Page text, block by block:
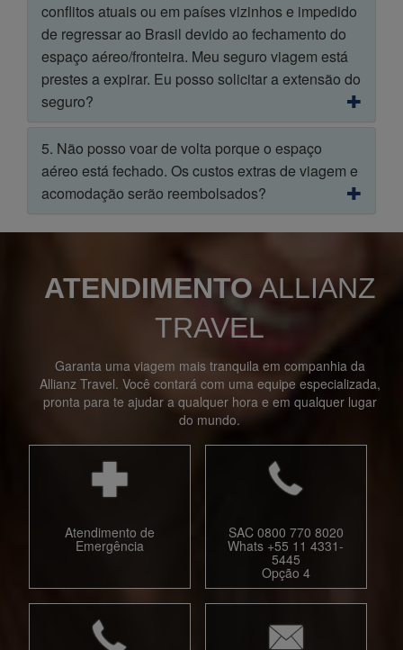
conflitos atuais ou em países vizinhos e impedido
de regressar ao Brasil devido ao fechamento do
espaço aéreo/fronteira. Meu seguro viagem está
prestes a expirar. Eu posso solicitar a extensão do
seguro?
5. Não posso voar de volta porque o espaço
aéreo está fechado. Os custos extras de viagem e
acomodação serão reembolsados?
ATENDIMENTO ALLIANZ
TRAVEL
Garanta uma viagem mais tranquila em companhia da
Allianz Travel. Você contará com uma equipe especializada,
pronta para te ajudar a qualquer hora e em qualquer lugar
do mundo.
Atendimento de
Emergência
SAC 0800 770 8020
Whats +55 11 4331-
5445
Opção 4